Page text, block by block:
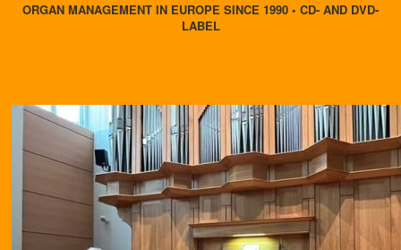
ORGAN MANAGEMENT IN EUROPE SINCE 1990 • CD- AND DVD-
LABEL